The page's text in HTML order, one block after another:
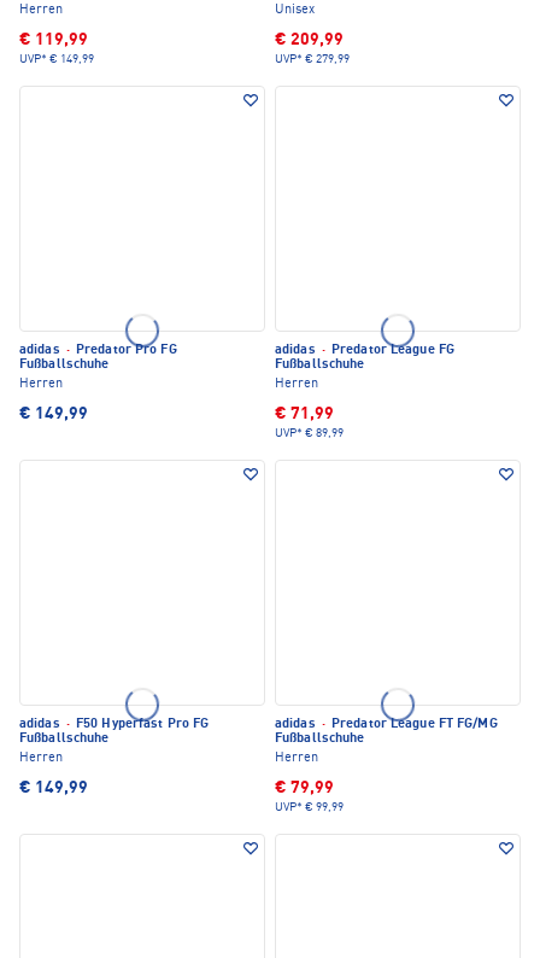
Herren
€ 119,99
UVP* € 149,99
Unisex
€ 209,99
UVP* € 279,99
adidas · Predator Pro FG
Fußballschuhe
Herren
€ 149,99
adidas · Predator League FG
Fußballschuhe
Herren
€ 71,99
UVP* € 89,99
adidas · F50 Hyperfast Pro FG
Fußballschuhe
Herren
€ 149,99
adidas · Predator League FT FG/MG
Fußballschuhe
Herren
€ 79,99
UVP* € 99,99